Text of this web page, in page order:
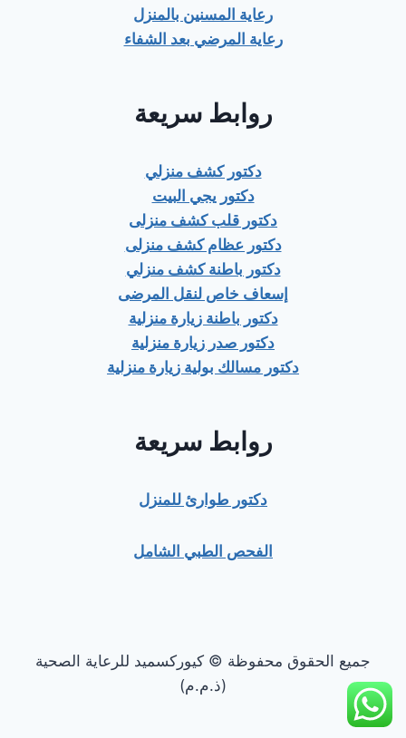
رعاية المسنين بالمنزل
رعاية المرضي بعد الشفاء
روابط سريعة
دكتور كشف منزلي
دكتور يجي البيت
دكتور قلب كشف منزلى
دكتور عظام كشف منزلى
دكتور باطنة كشف منزلي
إسعاف خاص لنقل المرضى
دكتور باطنة زيارة منزلية
دكتور صدر زيارة منزلية
دكتور مسالك بولية زيارة منزلية
روابط سريعة
دكتور طوارئ للمنزل
الفحص الطبي الشامل
جميع الحقوق محفوظة © كيوركسميد للرعاية الصحية
(ذ.م.م)